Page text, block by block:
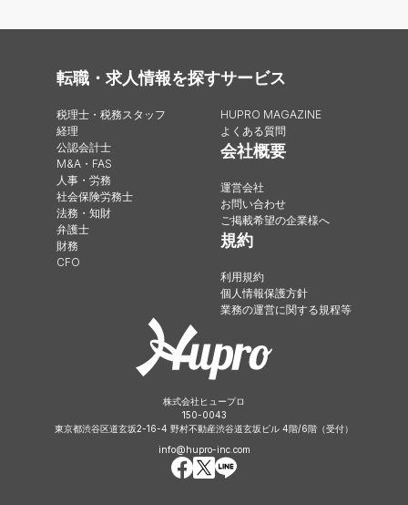
転職・求人情報を探す
税理士・税務スタッフ
経理
公認会計士
M&A・FAS
人事・労務
社会保険労務士
法務・知財
弁護士
財務
CFO
サービス
HUPRO MAGAZINE
よくある質問
会社概要
運営会社
お問い合わせ
ご掲載希望の企業様へ
規約
利用規約
個人情報保護方針
業務の運営に関する規程等
株式会社ヒュープロ
150-0043
東京都渋谷区道玄坂2-16-4 野村不動産渋谷道玄坂ビル 4階/6階（受付）
info@hupro-inc.com